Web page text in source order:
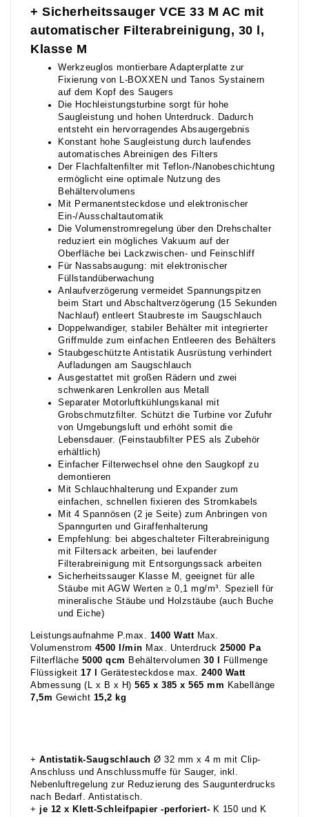
+ Sicherheitssauger VCE 33 M AC mit
automatischer Filterabreinigung, 30 l,
Klasse M
Werkzeuglos montierbare Adapterplatte zur
Fixierung von L-BOXXEN und Tanos Systainern
auf dem Kopf des Saugers
Die Hochleistungsturbine sorgt für hohe
Saugleistung und hohen Unterdruck. Dadurch
entsteht ein hervorragendes Absaugergebnis
Konstant hohe Saugleistung durch laufendes
automatisches Abreinigen des Filters
Der Flachfaltenfilter mit Teflon-/Nanobeschichtung
ermöglicht eine optimale Nutzung des
Behältervolumens
Mit Permanentsteckdose und elektronischer
Ein-/Ausschaltautomatik
Die Volumenstromregelung über den Drehschalter
reduziert ein mögliches Vakuum auf der
Oberfläche bei Lackzwischen- und Feinschliff
Für Nassabsaugung: mit elektronischer
Füllstandüberwachung
Anlaufverzögerung vermeidet Spannungspitzen
beim Start und Abschaltverzögerung (15 Sekunden
Nachlauf) entleert Staubreste im Saugschlauch
Doppelwandiger, stabiler Behälter mit integrierter
Griffmulde zum einfachen Entleeren des Behälters
Staubgeschützte Antistatik Ausrüstung verhindert
Aufladungen am Saugschlauch
Ausgestattet mit großen Rädern und zwei
schwenkaren Lenkrollen aus Metall
Separater Motorluftkühlungskanal mit
Grobschmutzfilter. Schützt die Turbine vor Zufuhr
von Umgebungsluft und erhöht somit die
Lebensdauer. (Feinstaubfilter PES als Zubehör
erhältlich)
Einfacher Filterwechsel ohne den Saugkopf zu
demontieren
Mit Schlauchhalterung und Expander zum
einfachen, schnellen fixieren des Stromkabels
Mit 4 Spannösen (2 je Seite) zum Anbringen von
Spanngurten und Giraffenhalterung
Empfehlung: bei abgeschalteter Filterabreinigung
mit Filtersack arbeiten, bei laufender
Filterabreinigung mit Entsorgungssack arbeiten
Sicherheitssauger Klasse M, geeignet für alle
Stäube mit AGW Werten ≥ 0,1 mg/m³. Speziell für
mineralische Stäube und Holzstäube (auch Buche
und Eiche)
Leistungsaufnahme P.max. 1400 WattMax.
Volumenstrom 4500 l/min Max. Unterdruck 25000 Pa
Filterfläche 5000 qcm Behältervolumen 30 l
Füllmenge
Flüssigkeit 17 l Gerätesteckdose max. 2400 Watt
Abmessung (L x B x H) 565 x 385 x 565 mm Kabellänge
7,5m Gewicht 15,2 kg
+ Antistatik-Saugschlauch Ø 32 mm x 4 m mit Clip-
Anschluss und Anschlussmuffe für Sauger, inkl.
Nebenluftregelung zur Reduzierung des Saugunterdrucks
nach Bedarf. Antistatisch.
+ je 12 x Klett-Schleifpapier -perforiert- K 150 und K